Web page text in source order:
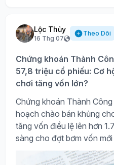
Lộc Thủy
16 Thg 07
Theo Dõi
Chứng khoán Thành
57,8 triệu cổ phiếu: Cơ
chơi tăng vốn lớn?
Chứng khoán Thành
hoạch chào bán khủng
tăng vốn điều lệ lên hơn
sàng cho đợt bơm vốn